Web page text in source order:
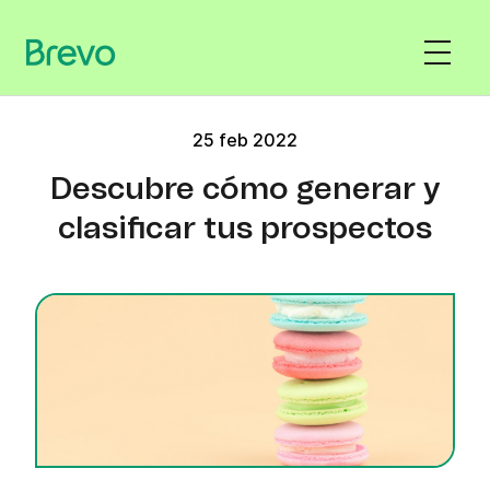
25 feb 2022
Descubre cómo generar y
clasificar tus prospectos